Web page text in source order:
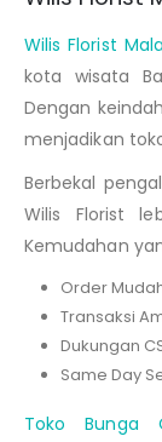
Wilis Florist
kota wisata
Dengan
menjadikan
Berbekal
Wilis Florist
Kemudahan
Order
Transaksi
Dukungan
Same Day
Toko Bunga